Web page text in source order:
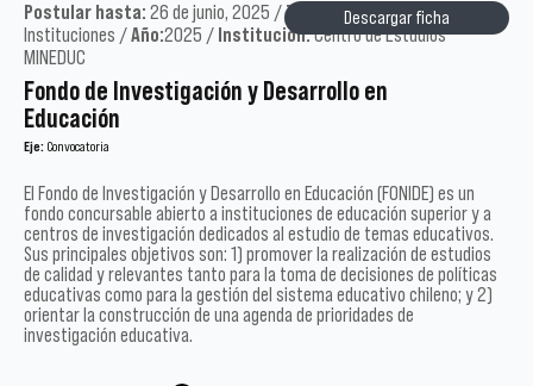
Descargar ficha
Postular hasta: 26 de junio, 2025 /Tipo:
Académicos,
Instituciones /Año:2025 / Institución:Centro de Estudios
MINEDUC
Fondo de Investigación y Desarrollo en
Educación
Eje: Convocatoria
El Fondo de Investigación y Desarrollo en Educación (FONIDE) es un
fondo concursable abierto a instituciones de educación superior y a
centros de investigación dedicados al estudio de temas educativos.
Sus principales objetivos son: 1) promover la realización de estudios
de calidad y relevantes tanto para la toma de decisiones de políticas
educativas como para la gestión del sistema educativo chileno; y 2)
orientar la construcción de una agenda de prioridades de
investigación educativa.